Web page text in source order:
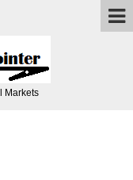
Markets